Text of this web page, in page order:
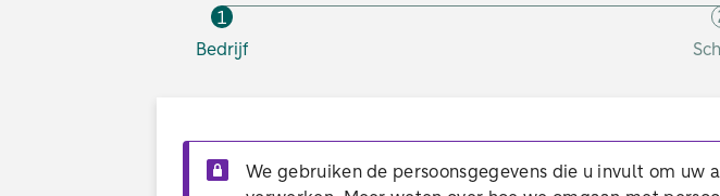
1
Bedrijf
We gebruiken de persoonsgegevens die u invult om uw